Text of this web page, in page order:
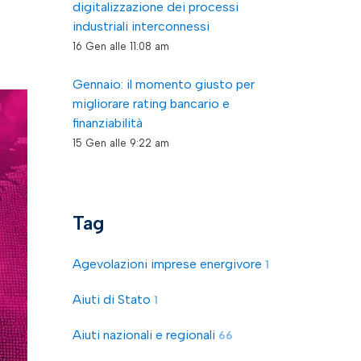
digitalizzazione dei processi
industriali interconnessi
16 Gen alle 11:08 am
Gennaio: il momento giusto per
migliorare rating bancario e
finanziabilità
15 Gen alle 9:22 am
Tag
Agevolazioni imprese energivore 1
Aiuti di Stato 1
Aiuti nazionali e regionali 66